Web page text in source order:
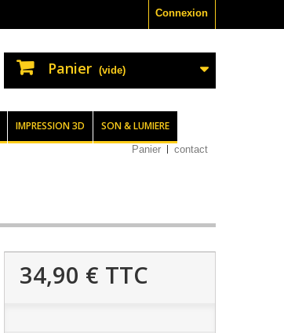
Connexion
Panier (vide)
IMPRESSION 3D SON & LUMIERE
Panier contact
34,90 € TTC